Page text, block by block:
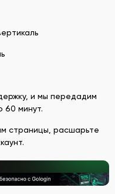
и мы передадим
60 минут.
страницы, расшарьте